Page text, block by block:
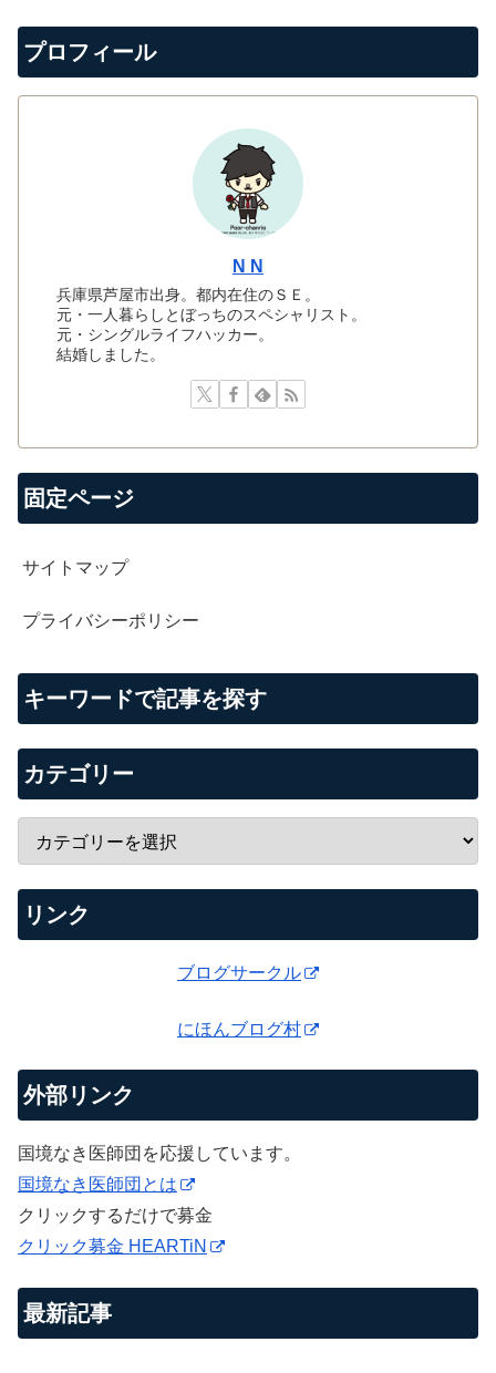
プロフィール
N N
兵庫県芦屋市出身。都内在住のＳＥ。
元・一人暮らしとぼっちのスペシャリスト。
元・シングルライフハッカー。
結婚しました。
固定ページ
サイトマップ
プライバシーポリシー
キーワードで記事を探す
カテゴリー
リンク
ブログサークル
にほんブログ村
外部リンク
国境なき医師団を応援しています。
国境なき医師団とは
クリックするだけで募金
クリック募金 HEARTiN
最新記事